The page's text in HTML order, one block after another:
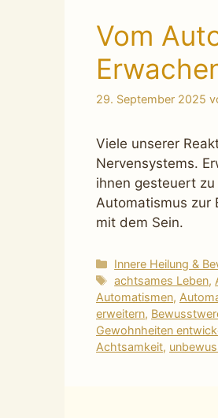
Vom
29. September 2025
Viele unserer
Nervensystems.
ihnen gesteuert
Automatismus zur
mit dem Sein.
Kategorien
Innere Heilung &
Schlagwörter
achtsames Leben,
Automatismen,
erweitern,
Gewohnheiten
Achtsamkeit,